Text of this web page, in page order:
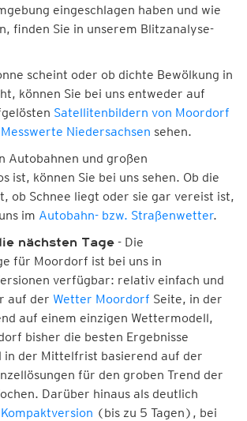
eingeschlagen haben und wie
finden Sie in unserem Blitzanalyse-
scheint oder ob dichte Bewölkung in
können Sie bei uns entweder auf
Satellitenbildern von Moordorf
Messwerte Niedersachsen sehen.
Autobahnen und großen
ist, können Sie bei uns sehen. Ob die
ob Schnee liegt oder sie gar vereist ist,
im Autobahn- bzw. Straßenwetter.
nächsten Tage - Die
für Moordorf ist bei uns in
verfügbar: relativ einfach und
auf der Wetter Moordorf Seite, in der
auf einem einzigen Wettermodell,
bisher die besten Ergebnisse
in der Mittelfrist basierend auf der
für den groben Trend der
Darüber hinaus als deutlich
Kompaktversion (bis zu 5 Tagen), bei